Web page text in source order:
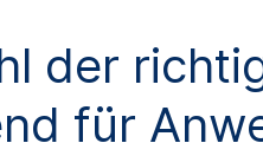
der
für